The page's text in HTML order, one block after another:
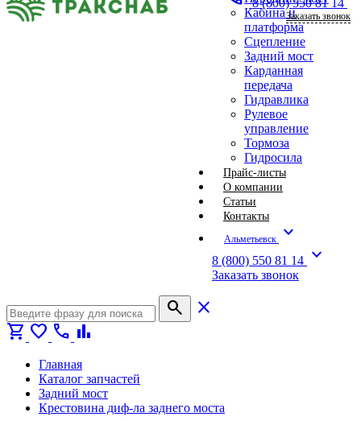
Кабина и
платформа
Сцепление
Задний мост
Карданная
передача
Гидравлика
Рулевое
управление
Тормоза
Гидросила
Прайс-листы
О компании
Статьи
Контакты
Альметьевск expand_more
8 (800) 550 81 14 expand_more
Заказать звонок
Заказать звонок
search
close
shopping_cart favorite call bar_chart
Главная
Каталог запчастей
Задний мост
Крестовина диф-ла заднего моста